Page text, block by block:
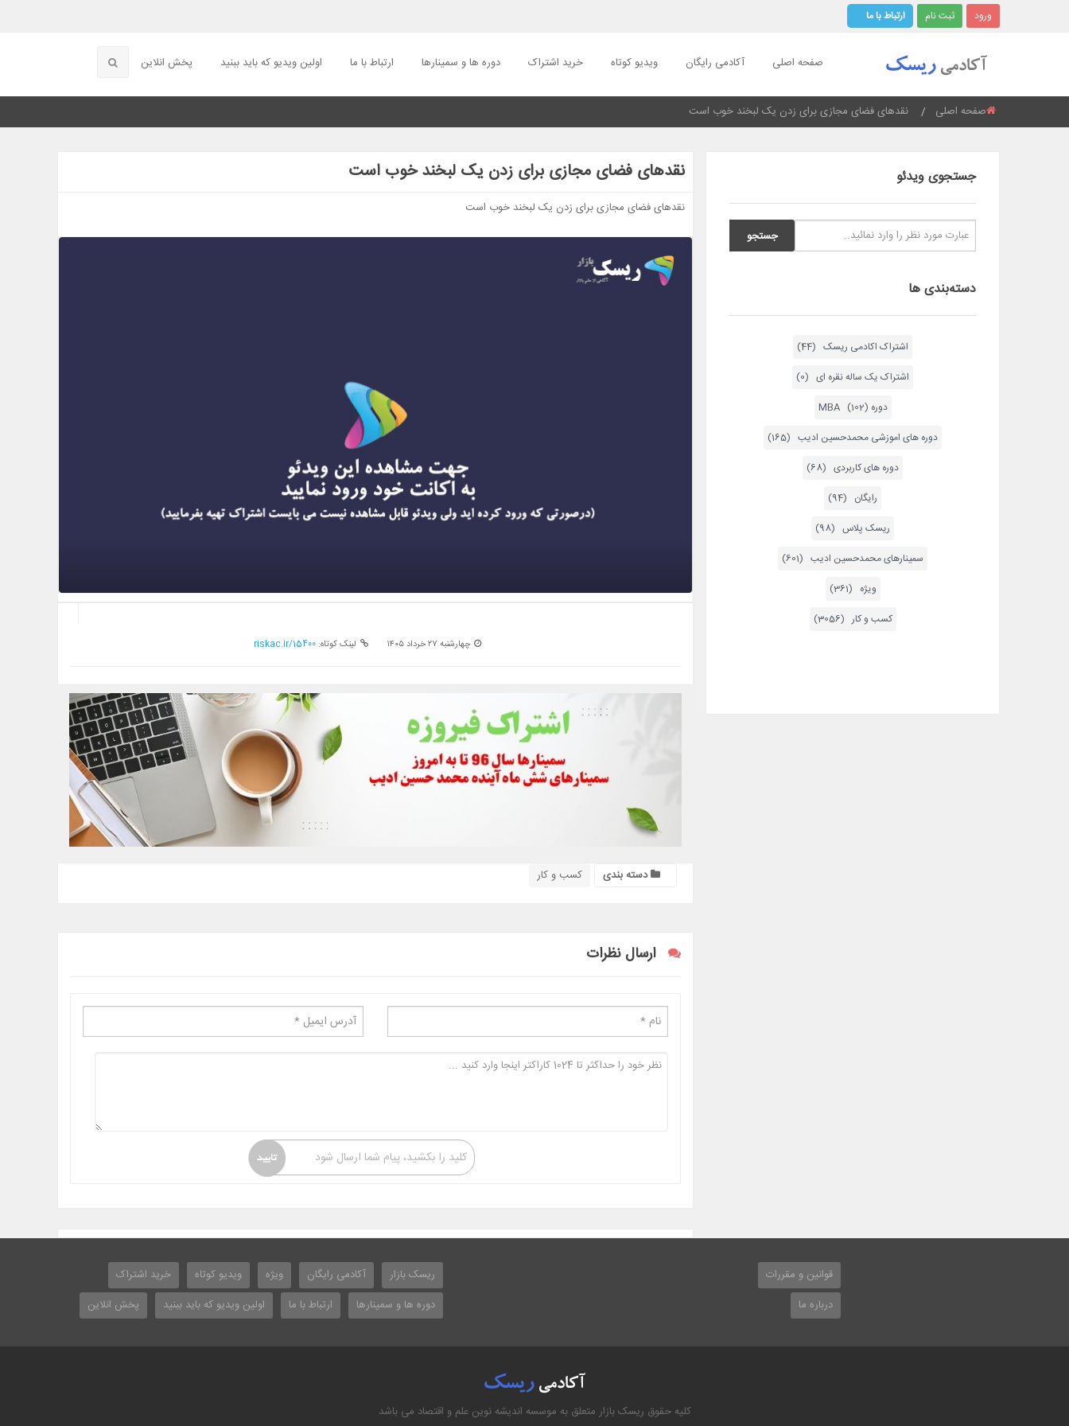
ورود ثبت نام ارتباط با ما
صفحه اصلی آکادمی رایگان ویدیو کوتاه خرید اشتراک دوره ها و سمینارها ارتباط با ما اولین ویدیو که باید ببنید پخش انلاین
Current:
نقدهای فضای مجازی برای زدن یک لبخند خوب است صفحه اصلی
نقدهای فضای مجازی برای زدن یک لبخند خوب است
نقدهای فضای مجازی برای زدن یک لبخند خوب است
چهارشنبه ۲۷ خرداد ۱۴۰۵ لینک کوتاه: riskac.ir/15400
دسته بندی کسب و کار
ارسال نظرات
کلید را بکشید، پیام شما ارسال شود
جستجوی ویدئو
دسته‌بندی ها
اشتراک اکادمی ریسک (44)
اشتراک یک ساله نقره ای (0)
دوره MBA (102)
دوره های اموزشی محمدحسین ادیب (165)
دوره های کاربردی (68)
رایگان (94)
ریسک پلاس (98)
سمینارهای محمدحسین ادیب (601)
ویژه (361)
کسب و کار (3056)
ریسک بازار آکادمی رایگان ویژه ویدیو کوتاه
خرید اشتراک
دوره ها و سمینارها
ارتباط با ما اولین ویدیو که باید ببنید پخش انلاین
قوانین و مقررات
درباره ما
کلیه حقوق ریسک بازار متعلق به موسسه اندیشه نوین علم و اقتصاد می باشد